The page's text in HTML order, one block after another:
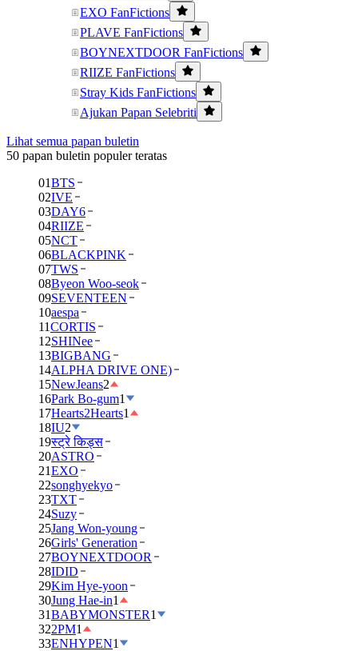
EXO FanFictions
PLAVE FanFictions
BOYNEXTDOOR FanFictions
RIIZE FanFictions
Stray Kids FanFictions
Ajukan Papan Selebriti
Lihat semua papan buletin
50 papan buletin populer teratas
01BTS
02IVE
03DAY6
04RIIZE
05NCT
06BLACKPINK
07TWS
08Byeon Woo-seok
09SEVENTEEN
10aespa
11CORTIS
12SHINee
13BIGBANG
14ALPHA DRIVE ONE)
15NewJeans2
16Park Bo-gum1
17Hearts2Hearts1
18IU2
19स्ट्रे किड्स
20ASTRO
21EXO
22songhyekyo
23TXT
24Suzy
25Jang Won-young
26Girls' Generation
27BOYNEXTDOOR
28IDID
29Kim Hye-yoon
30Jung Hae-in1
31BABYMONSTER1
322PM1
33ENHYPEN1